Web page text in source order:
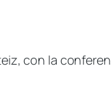
con la